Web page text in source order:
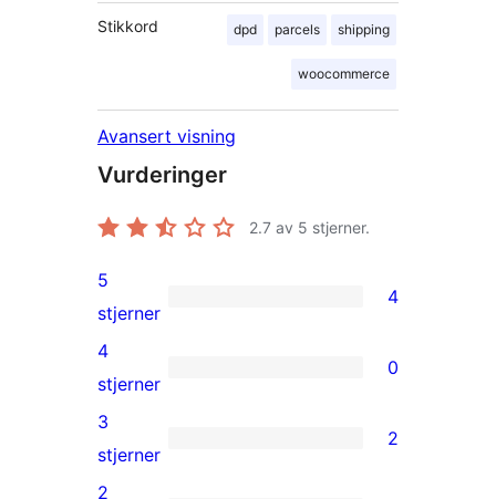
Stikkord dpd parcels shipping
woocommerce
Avansert visning
Vurderinger
2.7 av 5 stjerner.
4
5-
star
reviews
5
stjerner
4
0
4-
star
reviews
4
stjerner
0
2
3-
3
stjerner
2
2